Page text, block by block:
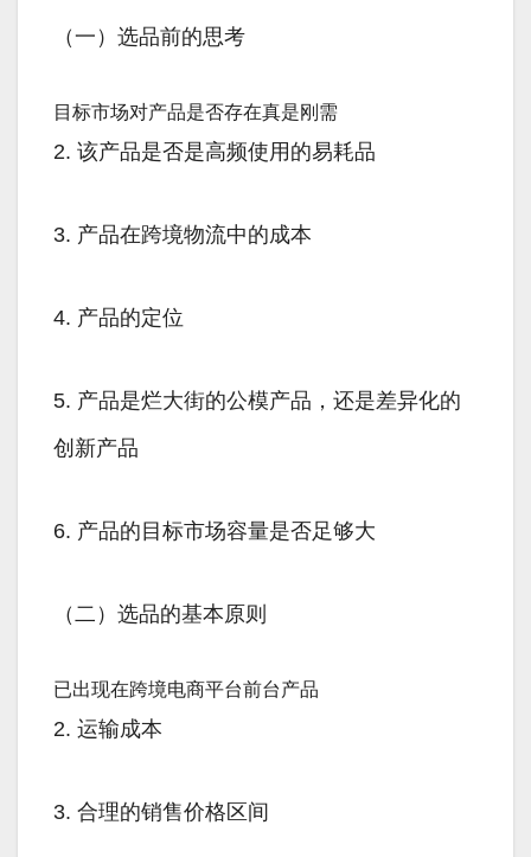
（一）选品前的思考
目标市场对产品是否存在真是刚需
2. 该产品是否是高频使用的易耗品
3. 产品在跨境物流中的成本
4. 产品的定位
5. 产品是烂大街的公模产品，还是差异化的
创新产品
6. 产品的目标市场容量是否足够大
（二）选品的基本原则
已出现在跨境电商平台前台产品
2. 运输成本
3. 合理的销售价格区间